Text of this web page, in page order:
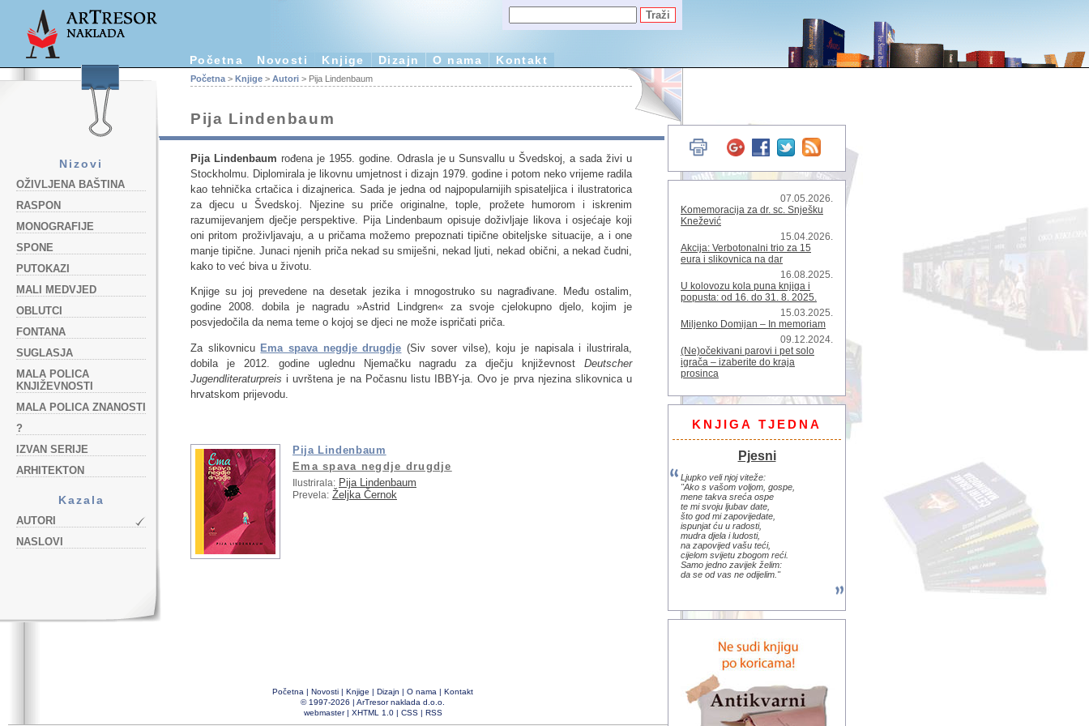
Početna Novosti Knjige Dizajn O nama Kontakt
Nizovi
OŽIVLJENA BAŠTINA
RASPON
MONOGRAFIJE
SPONE
PUTOKAZI
MALI MEDVJED
OBLUTCI
FONTANA
SUGLASJA
MALA POLICA
KNJIŽEVNOSTI
MALA POLICA ZNANOSTI
?
IZVAN SERIJE
ARHITEKTON
Kazala
AUTORI
NASLOVI
Početna > Knjige > Autori > Pija Lindenbaum
Pija Lindenbaum
Pija Lindenbaum rođena je 1955. godine. Odrasla je u Sunsvallu u Švedskoj, a sada živi u
Stockholmu. Diplomirala je likovnu umjetnost i dizajn 1979. godine i potom neko vrijeme radila
kao tehnička crtačica i dizajnerica. Sada je jedna od najpopularnijih spisateljica i ilustratorica
za djecu u Švedskoj. Njezine su priče originalne, tople, prožete humorom i iskrenim
razumijevanjem dječje perspektive. Pija Lindenbaum opisuje doživljaje likova i osjećaje koji
oni pritom proživljavaju, a u pričama možemo prepoznati tipične obiteljske situacije, a i one
manje tipične. Junaci njenih priča nekad su smiješni, nekad ljuti, nekad obični, a nekad čudni,
kako to već biva u životu.
Knjige su joj prevedene na desetak jezika i mnogostruko su nagrađivane. Među ostalim,
godine 2008. dobila je nagradu »Astrid Lindgren« za svoje cjelokupno djelo, kojim je
posvjedočila da nema teme o kojoj se djeci ne može ispričati priča.
Za slikovnicu Ema spava negdje drugdje (Siv sover vilse), koju je napisala i ilustrirala,
dobila je 2012. godine uglednu Njemačku nagradu za dječju književnost Deutscher
Jugendliteraturpreis i uvrštena je na Počasnu listu IBBY-ja. Ovo je prva njezina slikovnica u
hrvatskom prijevodu.
Pija Lindenbaum
Ema spava negdje drugdje
Ilustrirala: Pija Lindenbaum
Prevela: Željka Černok
Početna | Novosti | Knjige | Dizajn | O nama | Kontakt
© 1997-2026 | ArTresor naklada d.o.o.
webmaster| XHTML 1.0| CSS| RSS
07.05.2026.
Komemoracija za dr. sc. Snješku
Knežević
15.04.2026.
Akcija: Verbotonalni trio za 15
eura i slikovnica na dar
16.08.2025.
U kolovozu kola puna knjiga i
popusta: od 16. do 31. 8. 2025.
15.03.2025.
Miljenko Domijan – In memoriam
09.12.2024.
(Ne)očekivani parovi i pet solo
igrača – izaberite do kraja
prosinca
KNJIGA TJEDNA
Pjesni
Ljupko veli njoj viteže:
"Ako s vašom voljom, gospe,
mene takva sreća ospe
te mi svoju ljubav date,
što god mi zapovijedate,
ispunjat ću u radosti,
mudra djela i ludosti,
na zapovijed vašu teći,
cijelom svijetu zbogom reći.
Samo jedno zavijek želim:
da se od vas ne odijelim."